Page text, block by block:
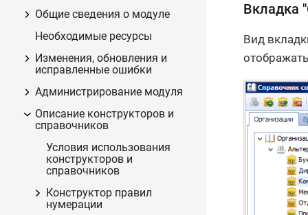
Общие сведения о модуле
Необходимые ресурсы
Изменения, обновления и
исправленные ошибки
Администрирование модуля
Описание конструкторов и
справочников
Условия использования
конструкторов и
справочников
Конструктор правил
нумерации
Вкладка
Вид